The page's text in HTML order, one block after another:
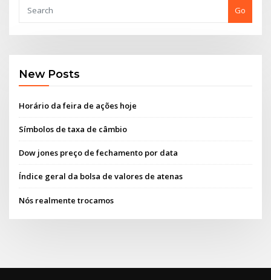
Go
New Posts
Horário da feira de ações hoje
Símbolos de taxa de câmbio
Dow jones preço de fechamento por data
Índice geral da bolsa de valores de atenas
Nós realmente trocamos